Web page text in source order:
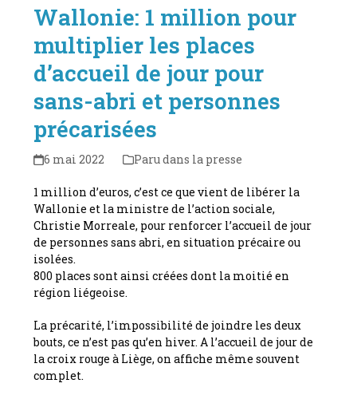
Wallonie: 1 million pour
multiplier les places
d’accueil de jour pour
sans-abri et personnes
précarisées
6 mai 2022 Paru dans la presse
1 million d’euros, c’est ce que vient de libérer la
Wallonie et la ministre de l’action sociale,
Christie Morreale, pour renforcer l’accueil de jour
de personnes sans abri, en situation précaire ou
isolées.
800 places sont ainsi créées dont la moitié en
région liégeoise.
La précarité, l’impossibilité de joindre les deux
bouts, ce n’est pas qu’en hiver. A l’accueil de jour de
la croix rouge à Liège, on affiche même souvent
complet.